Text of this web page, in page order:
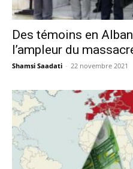
Des témoins en
l’ampleur du
Shamsi Saadati - 22 novembre 2021